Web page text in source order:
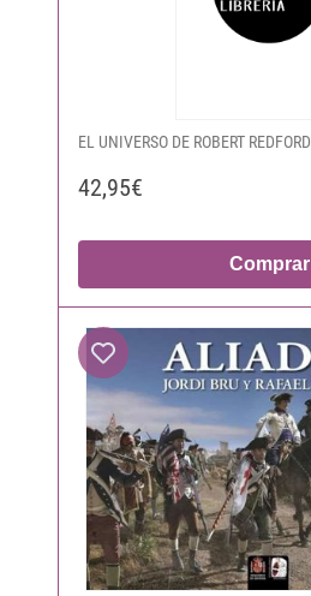
EL UNIVERSO DE ROBERT REDFORD
42,95€
Comprar